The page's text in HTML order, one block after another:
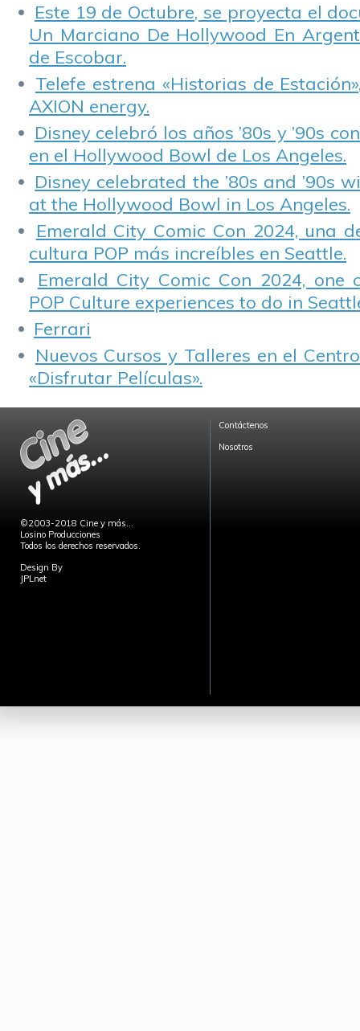
Este 19 de Octubre, se proyecta el
Un Marciano De Hollywood En
de Escobar.
Telefe estrena «Historias de
AXION energy.
Disney celebró los años ’80s y ’90s
en el Hollywood Bowl de Los Angeles.
Disney celebrated the ’80s and ’90s
at the Hollywood Bowl in Los Angeles.
Emerald City Comic Con 2024, una
cultura POP más increíbles en Seattle.
Emerald City Comic Con 2024,
POP Culture experiences to do in
Ferrari
Nuevos Cursos y Talleres en el
«Disfrutar Películas».
©2003-2018 Cine y más...
Losino Producciones
Todos los derechos reservados.
Design By
JPLnet
Contáctenos
Nosotros